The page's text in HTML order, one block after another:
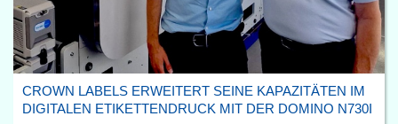
CROWN LABELS ERWEITERT SEINE KAPAZITÄTEN IM
DIGITALEN ETIKETTENDRUCK MIT DER DOMINO N730I